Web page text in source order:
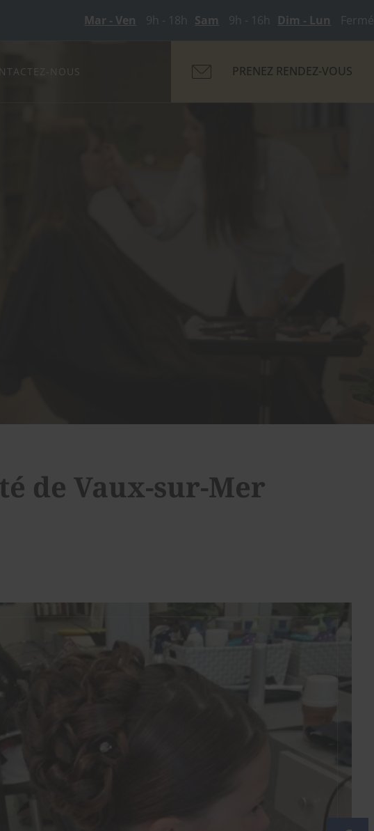
Mar - Ven 9h - 18h Sam 9h - 16h Dim - Lun Fermé
NOUS PRENEZ RENDEZ-VOUS
de Vaux-sur-Mer